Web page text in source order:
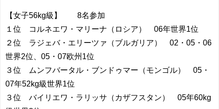
【女子56kg級】 8名参加
１位 コルネエワ・マリーナ（ロシア） 06年世界1位
２位 ラジェバ・エリーツァ（ブルガリア） 02・05・06
世界2位、05・07欧州1位
３位 ムンフバータル・ブンドゥマー（モンゴル） 05・
07年52kg級世界1位
３位 バイリエワ・ラリッサ（カザフスタン） 05年60kg